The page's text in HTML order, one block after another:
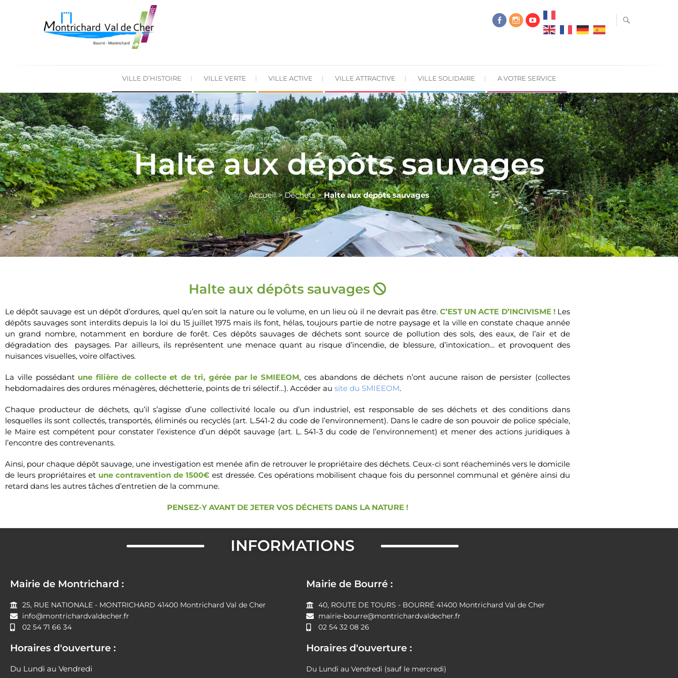
VILLE D’HISTOIRE VILLE VERTE VILLE ACTIVE VILLE ATTRACTIVE VILLE SOLIDAIRE A VOTRE SERVICE
Halte aux dépôts sauvages
Accueil>Déchets>Halte aux dépôts sauvages
Halte aux dépôts sauvages
Le dépôt sauvage est un dépôt d’ordures, quel qu’en soit la nature ou le volume, en un lieu où il ne devrait pas être. C’EST UN ACTE D’INCIVISME !Les
dépôts sauvages sont interdits depuis la loi du 15 juillet 1975 mais ils font, hélas, toujours partie de notre paysage et la ville en constate chaque année
un grand nombre, notamment en bordure de forêt. Ces dépôts sauvages de déchets sont source de pollution des sols, des eaux, de l’air et de
dégradation des paysages. Par ailleurs, ils représentent une menace quant au risque d’incendie, de blessure, d’intoxication… et provoquent des
nuisances visuelles, voire olfactives.
La ville possédant une filière de collecte et de tri, gérée par le SMIEEOM, ces abandons de déchets n’ont aucune raison de persister (collectes
hebdomadaires des ordures ménagères, déchetterie, points de tri sélectif…). Accéder au site du SMIEEOM.
Chaque producteur de déchets, qu’il s’agisse d’une collectivité locale ou d’un industriel, est responsable de ses déchets et des conditions dans
lesquelles ils sont collectés, transportés, éliminés ou recyclés (art. L.541-2 du code de l’environnement). Dans le cadre de son pouvoir de police spéciale,
le Maire est compétent pour constater l’existence d’un dépôt sauvage (art. L. 541-3 du code de l’environnement) et mener des actions juridiques à
l’encontre des contrevenants.
Ainsi, pour chaque dépôt sauvage, une investigation est menée afin de retrouver le propriétaire des déchets. Ceux-ci sont réacheminés vers le domicile
de leurs propriétaires et une contravention de 1500€ est dressée. Ces opérations mobilisent chaque fois du personnel communal et génère ainsi du
retard dans les autres tâches d’entretien de la commune.
PENSEZ-Y AVANT DE JETER VOS DÉCHETS DANS LA NATURE !
INFORMATIONS
Mairie de Montrichard :
25, RUE NATIONALE - MONTRICHARD 41400 Montrichard Val de Cher
info@montrichardvaldecher.fr
02 54 71 66 34
Horaires d'ouverture :
Du Lundi au Vendredi
Mairie de Bourré :
40, ROUTE DE TOURS - BOURRÉ 41400 Montrichard Val de Cher
mairie-bourre@montrichardvaldecher.fr
02 54 32 08 26
Horaires d'ouverture :
Du Lundi au Vendredi (sauf le mercredi)